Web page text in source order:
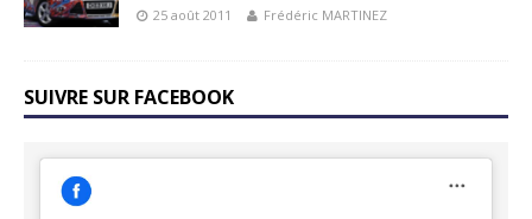
25 août 2011 Frédéric MARTINEZ
SUIVRE SUR FACEBOOK